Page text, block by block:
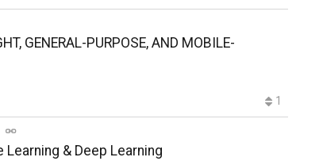
GENERAL-PURPOSE, AND MOBILE-
1
& Deep Learning